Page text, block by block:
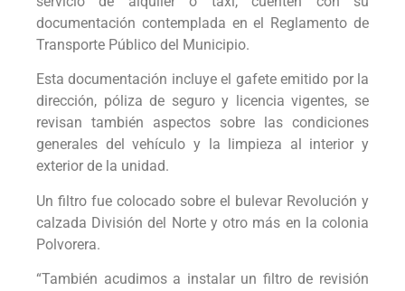
documentación contemplada en el Reglamento de
Transporte Público del Municipio.
Esta documentación incluye el gafete emitido por la
dirección, póliza de seguro y licencia vigentes, se
revisan también aspectos sobre las condiciones
generales del vehículo y la limpieza al interior y
exterior de la unidad.
Un filtro fue colocado sobre el bulevar Revolución y
calzada División del Norte y otro más en la colonia
Polvorera.
“También acudimos a instalar un filtro de revisión